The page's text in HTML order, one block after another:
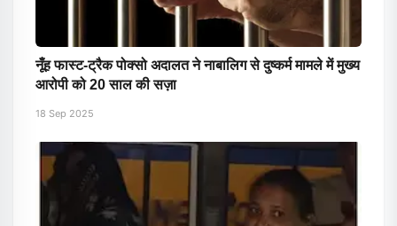
नूँह फास्ट-ट्रैक पोक्सो अदालत ने नाबालिग से दुष्कर्म मामले में मुख्य
आरोपी को 20 साल की सज़ा
18 Sep 2025